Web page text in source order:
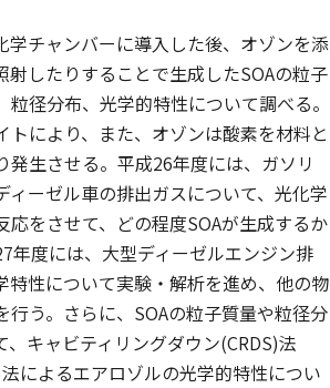
学チャンバーに導入した後、オゾンを添
射したりすることで生成したSOAの粒子
径分布、光学的特性について調べる。
トにより、また、オゾンは酸素を材料と
発生させる。平成26年度には、ガソリ
ィーゼル車の排出ガスについて、光化学
応をさせて、どの程度SOAが生成するか
年度には、大型ディーゼルエンジン排
特性について実験・解析を進め、他の物
行う。さらに、SOAの粒子質量や粒径分
キャビティリングダウン(CRDS)法
によるエアロゾルの光学的特性につい